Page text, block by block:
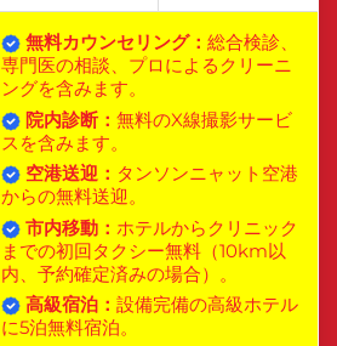
無料カウンセリング： 総合検診、
専門医の相談、プロによるクリーニ
ングを含みます。
院内診断： 無料のX線撮影サービ
スを含みます。
空港送迎： タンソンニャット空港
からの無料送迎。
市内移動： ホテルからクリニック
までの初回タクシー無料（10km以
内、予約確定済みの場合）。
高級宿泊： 設備完備の高級ホテル
に5泊無料宿泊。